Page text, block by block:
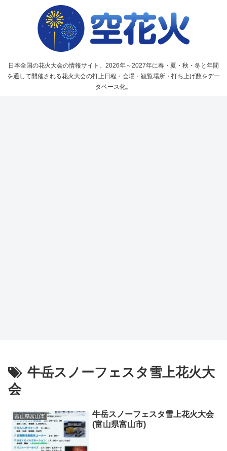
日本全国の花火大会の情報サイト。2026年～2027年に春・夏・秋・冬と年間
を通して開催される花火大会の打上日程・会場・観覧場所・打ち上げ数をデー
タベース化。
牛岳スノーフェスタ雪上花火大
会
富山県富山市
牛岳スノーフェスタ雪上花火大会
(富山県富山市)